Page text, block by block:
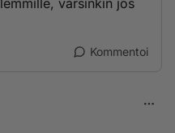
varsinkin jos
Kommentoi